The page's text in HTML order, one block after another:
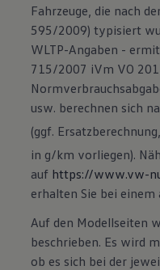
Fahrzeuge, die nach
595/2009) typisiert
WLTP-Angaben -
715/2007 iVm VO
usw. berechnen sich
(ggf.
in g/km vorliegen).
auf https://www.vw-
erhalten Sie bei
Auf den Modellseiten
beschrieben. Es wird
ob es sich bei der